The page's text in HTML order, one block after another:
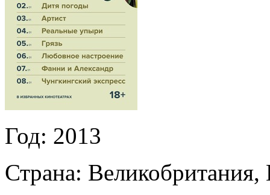
Год: 2013
Страна: